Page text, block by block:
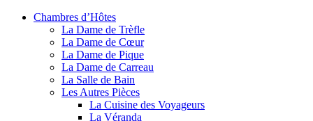
Chambres d’Hôtes
La Dame de Trèfle
La Dame de Cœur
La Dame de Pique
La Dame de Carreau
La Salle de Bain
Les Autres Pièces
La Cuisine des Voyageurs
La Véranda